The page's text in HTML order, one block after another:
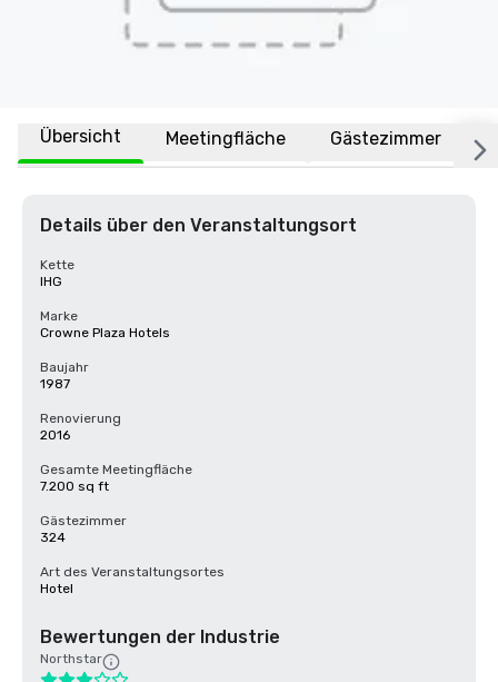
Übersicht Meetingfläche Gästezimmer
Details über den Veranstaltungsort
Kette
IHG
Marke
Crowne Plaza Hotels
Baujahr
1987
Renovierung
2016
Gesamte Meetingfläche
7.200 sq ft
Gästezimmer
324
Art des Veranstaltungsortes
Hotel
Bewertungen der Industrie
Northstar